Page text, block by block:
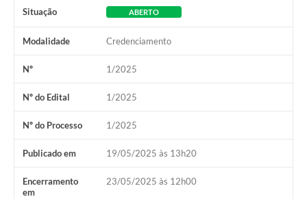
Situação ABERTO
Modalidade Credenciamento
Nº 1/2025
Nº do Edital 1/2025
Nº do Processo 1/2025
Publicado em 19/05/2025 às 13h20
Encerramento
em
23/05/2025 às 12h00